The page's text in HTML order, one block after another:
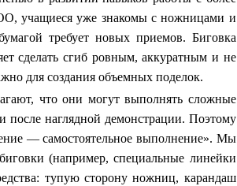
учащиеся уже знакомы с ножницами и
требует новых приемов. Биговка
сделать сгиб ровным, аккуратным и не
для создания объемных поделок.
что они могут выполнять сложные
после наглядной демонстрации. Поэтому
— самостоятельное выполнение». Мы
(например, специальные линейки
тупую сторону ножниц, карандаш